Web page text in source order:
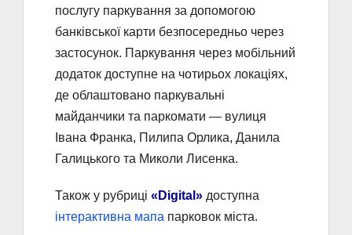
послугу паркування за допомогою
банківської карти безпосередньо через
застосунок. Паркування через мобільний
додаток доступне на чотирьох локаціях,
де облаштовано паркувальні
майданчики та паркомати — вулиця
Івана Франка, Пилипа Орлика, Данила
Галицького та Миколи Лисенка.
Також у рубриці «Digital» доступна
інтерактивна мапа парковок міста.